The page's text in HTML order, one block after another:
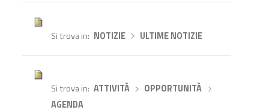
Si trova in NOTIZIE› ULTIME NOTIZIE
Si trova in ATTIVITÀ› OPPORTUNITÀ
AGENDA